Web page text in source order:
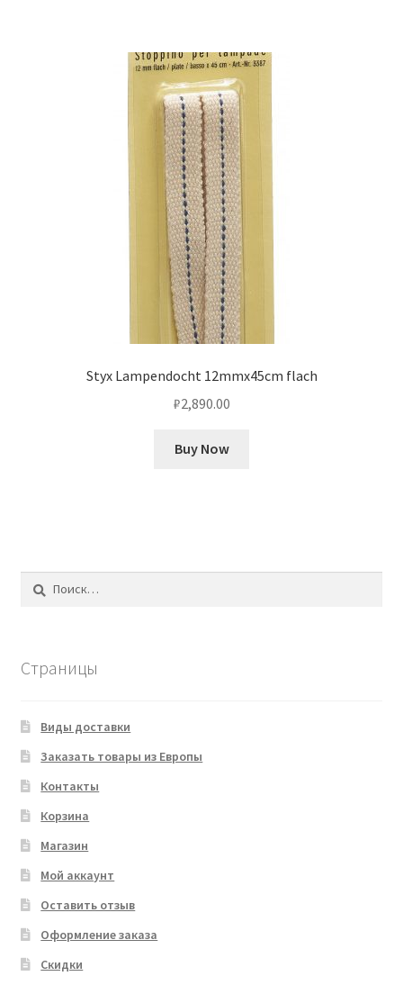
Styx Lampendocht 12mmx45cm flach
₽2,890.00
Buy Now
Найти:
Страницы
Виды доставки
Заказать товары из Европы
Контакты
Корзина
Магазин
Мой аккаунт
Оставить отзыв
Оформление заказа
Скидки